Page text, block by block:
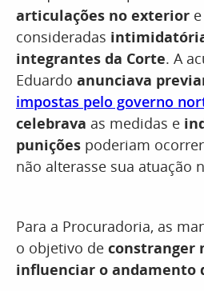
articulações no exterior
consideradas
integrantes da Corte. A
Eduardo anunciava
impostas pelo governo
celebrava as medidas e
punições poderiam
não alterasse sua atuação
Para a Procuradoria, as
o objetivo de constranger
influenciar o andamento